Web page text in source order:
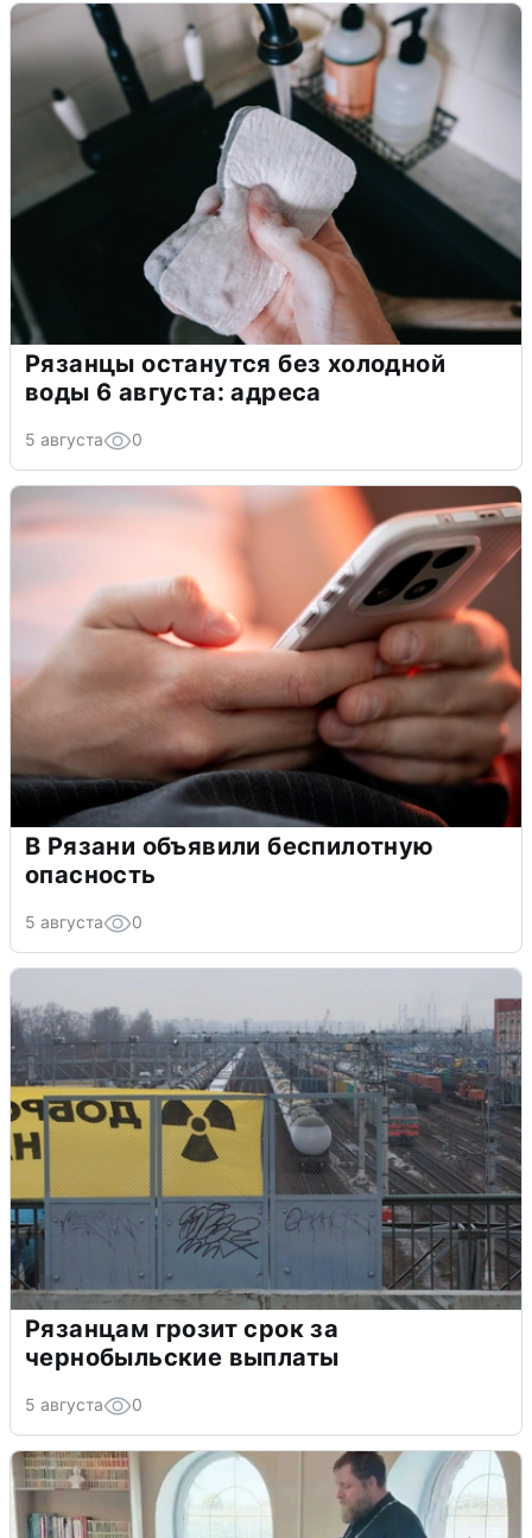
Рязанцы останутся без холодной
воды 6 августа: адреса
5 августа 0
В Рязани объявили беспилотную
опасность
5 августа 0
Рязанцам грозит срок за
чернобыльские выплаты
5 августа 0